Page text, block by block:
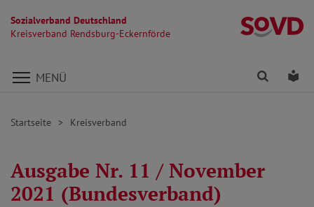
Sozialverband Deutschland
Kreisverband Rendsburg-Eckernförde
Direkt zu den Inhalten springen
MENÜ Finden
Startseite Kreisverband
Ausgabe Nr. 11 / November
2021 (Bundesverband)